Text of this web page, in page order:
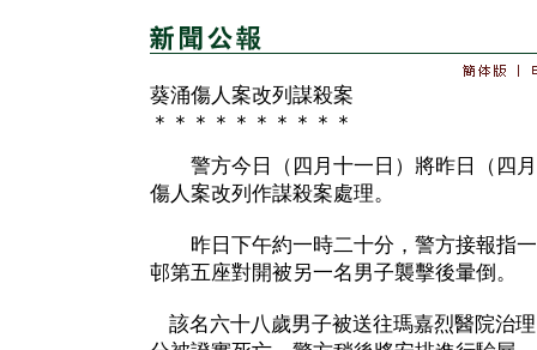
葵涌傷人案改列謀殺案
＊＊＊＊＊＊＊＊＊＊
警方今日（四月十一日）將昨日（四月
傷人案改列作謀殺案處理。
昨日下午約一時二十分，警方接報指一
邨第五座對開被另一名男子襲擊後暈倒。
該名六十八歲男子被送往瑪嘉烈醫院治